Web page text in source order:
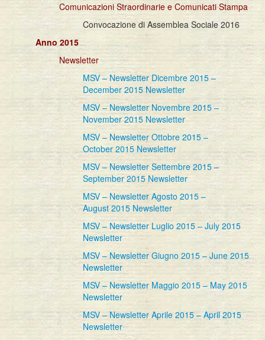
Comunicazioni Straordinarie e Comunicati Stampa
Convocazione di Assemblea Sociale 2016
Anno 2015
Newsletter
MSV – Newsletter Dicembre 2015 –
December 2015 Newsletter
MSV – Newsletter Novembre 2015 –
November 2015 Newsletter
MSV – Newsletter Ottobre 2015 –
October 2015 Newsletter
MSV – Newsletter Settembre 2015 –
September 2015 Newsletter
MSV – Newsletter Agosto 2015 –
August 2015 Newsletter
MSV – Newsletter Luglio 2015 – July 2015
Newsletter
MSV – Newsletter Giugno 2015 – June 2015
Newsletter
MSV – Newsletter Maggio 2015 – May 2015
Newsletter
MSV – Newsletter Aprile 2015 – April 2015
Newsletter